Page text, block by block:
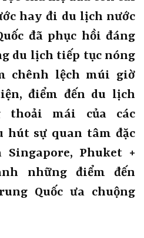
hay đi du lịch nước
đã phục hồi đáng
du lịch tiếp tục nóng
chênh lệch múi giờ
điểm đến du lịch
thoải mái của các
hút sự quan tâm đặc
Phuket +
những điểm đến
Quốc ưa chuộng